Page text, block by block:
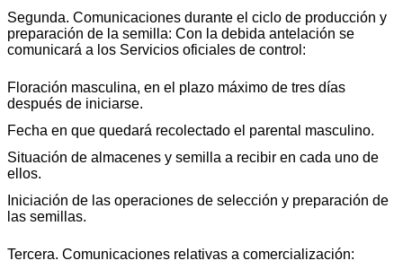
Segunda. Comunicaciones durante el ciclo de producción y
preparación de la semilla: Con la debida antelación se
comunicará a los Servicios oficiales de control:
Floración masculina, en el plazo máximo de tres días
después de iniciarse.
Fecha en que quedará recolectado el parental masculino.
Situación de almacenes y semilla a recibir en cada uno de
ellos.
Iniciación de las operaciones de selección y preparación de
las semillas.
Tercera. Comunicaciones relativas a comercialización: